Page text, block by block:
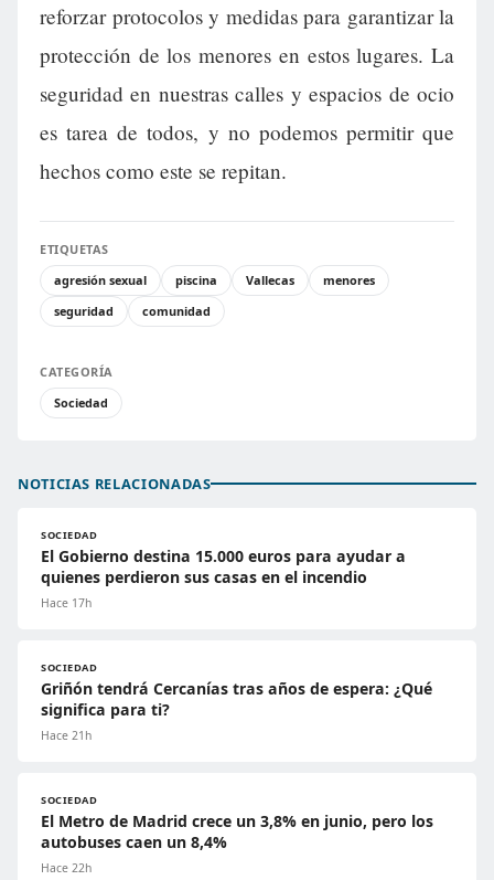
reforzar protocolos y medidas para garantizar la
protección de los menores en estos lugares. La
seguridad en nuestras calles y espacios de ocio
es tarea de todos, y no podemos permitir que
hechos como este se repitan.
ETIQUETAS
agresión sexual
piscina Vallecas
menores
seguridad
comunidad
CATEGORÍA
Sociedad
NOTICIAS RELACIONADAS
SOCIEDAD
El Gobierno destina 15.000 euros para ayudar a
quienes perdieron sus casas en el incendio
Hace 17h
SOCIEDAD
Griñón tendrá Cercanías tras años de espera: ¿Qué
significa para ti?
Hace 21h
SOCIEDAD
El Metro de Madrid crece un 3,8% en junio, pero los
autobuses caen un 8,4%
Hace 22h